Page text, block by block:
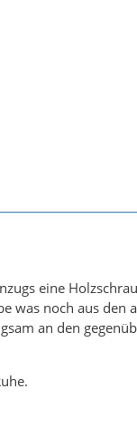
eine
was noch aus
an den